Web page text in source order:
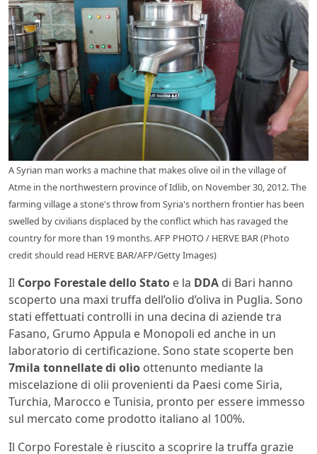
A Syrian man works a machine that makes olive oil in the village of
Atme in the northwestern province of Idlib, on November 30, 2012. The
farming village a stone's throw from Syria's northern frontier has been
swelled by civilians displaced by the conflict which has ravaged the
country for more than 19 months. AFP PHOTO / HERVE BAR (Photo
credit should read HERVE BAR/AFP/Getty Images)
Il Corpo Forestale dello Stato e la DDA di Bari hanno
scoperto una maxi truffa dell’olio d’oliva in Puglia. Sono
stati effettuati controlli in una decina di aziende tra
Fasano, Grumo Appula e Monopoli ed anche in un
laboratorio di certificazione. Sono state scoperte ben
7mila tonnellate di olio ottenunto mediante la
miscelazione di olii provenienti da Paesi come Siria,
Turchia, Marocco e Tunisia, pronto per essere immesso
sul mercato come prodotto italiano al 100%.
Il Corpo Forestale è riuscito a scoprire la truffa grazie